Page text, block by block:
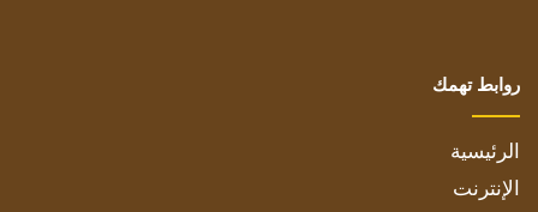
روابط تهمك
الرئيسية
الإنترنت